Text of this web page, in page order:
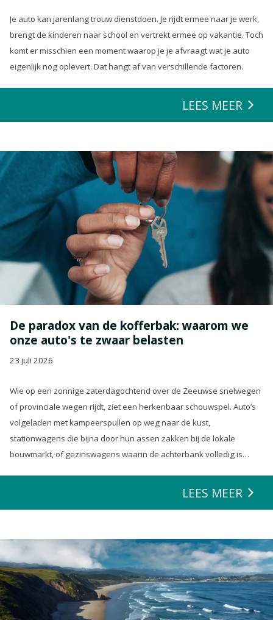
Je auto kan jarenlang trouw dienstdoen. Je rijdt ermee naar je werk,
brengt de kinderen naar school en vertrekt ermee op vakantie. Toch
komt er misschien een moment waarop je je afvraagt wat je auto
eigenlijk nog oplevert. Dat hangt af van verschillende factoren.
LEES MEER
De paradox van de kofferbak: waarom we
onze auto's te zwaar belasten
23 juli 2026
Wie op een zonnige zaterdagochtend over de Zeeuwse snelwegen
of provinciale wegen rijdt, ziet een herkenbaar schouwspel. Auto’s
volgeladen met kampeerspullen op weg naar de kust,
stationwagens die bijna door hun assen zakken bij de lokale
bouwmarkt, of gezinswagens waarin de achterbank volledig is
zeulen. We houden van onze auto’s en we verwachten dat ze alles
LEES MEER